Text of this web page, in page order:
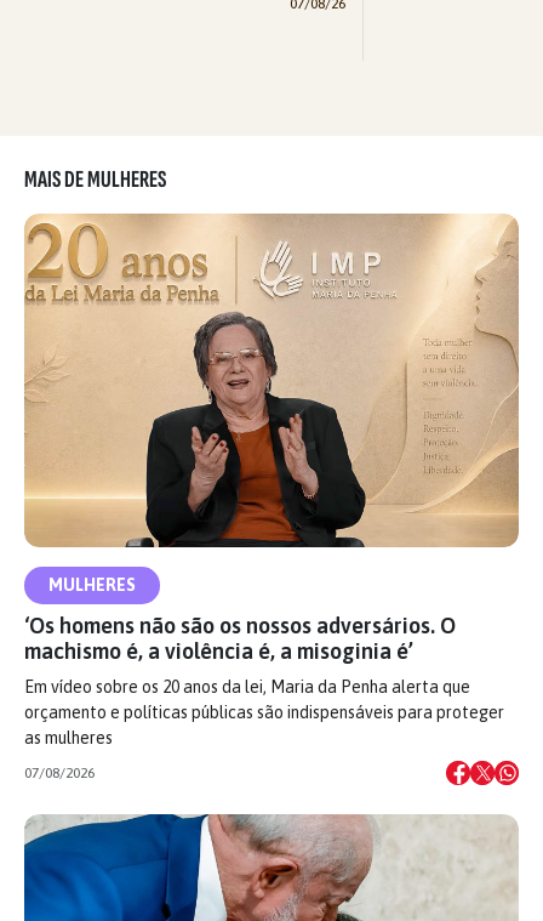
MAIS DE MULHERES
MULHERES
‘Os homens não são os nossos adversários. O
machismo é, a violência é, a misoginia é’
Em vídeo sobre os 20 anos da lei, Maria da Penha alerta que
orçamento e políticas públicas são indispensáveis para proteger
as mulheres
07/08/2026